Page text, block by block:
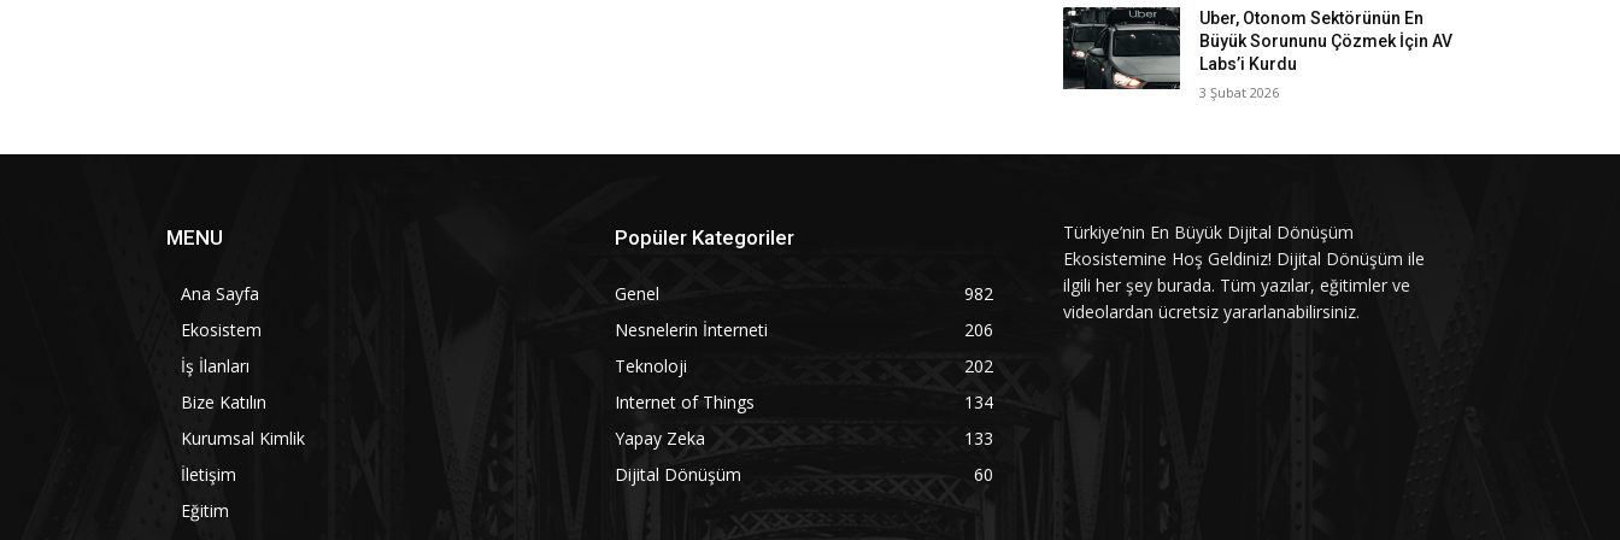
Uber, Otonom Sektörünün En
Büyük Sorununu Çözmek İçin AV
Labs’i Kurdu
3 Şubat 2026
MENU
Ana Sayfa
Ekosistem
İş İlanları
Bize Katılın
Kurumsal Kimlik
İletişim
Eğitim
Popüler Kategoriler
Genel
982
Nesnelerin İnterneti
206
Teknoloji
202
Internet of Things
134
Yapay Zeka
133
Dijital Dönüşüm
60
Türkiye’nin En Büyük Dijital Dönüşüm
Ekosistemine Hoş Geldiniz! Dijital Dönüşüm ile
ilgili her şey burada. Tüm yazılar, eğitimler ve
videolardan ücretsiz yararlanabilirsiniz.